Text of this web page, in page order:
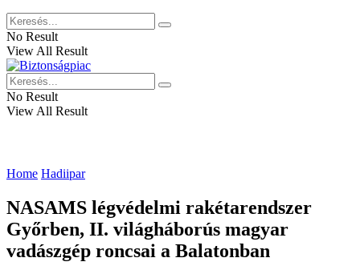
No Result
View All Result
No Result
View All Result
Home Hadiipar
NASAMS légvédelmi rakétarendszer
Győrben, II. világháborús magyar
vadászgép roncsai a Balatonban